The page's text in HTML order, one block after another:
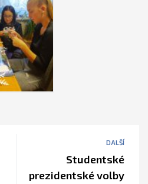
DALŠÍ
Studentské
prezidentské volby